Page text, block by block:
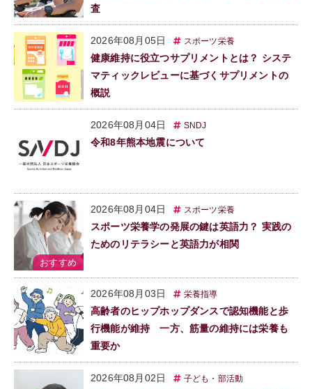
査
2026年08月05日 スポーツ栄養
健康維持に役立つサプリメントとは？ システ
マティックレビューに基づくサプリメントの
概説
2026年08月04日 SNDJ
令和8年熊本地震について
2026年08月04日 スポーツ栄養
スポーツ栄養学の発展の鍵は英語力？ 実践の
ためのリテラシーと英語力が相関
2026年08月03日 栄養指導
高齢者のヒップホップダンスで認知機能と歩
行機能が維持 一方、筋量の維持には栄養も
重要か
2026年08月02日 子ども・部活動